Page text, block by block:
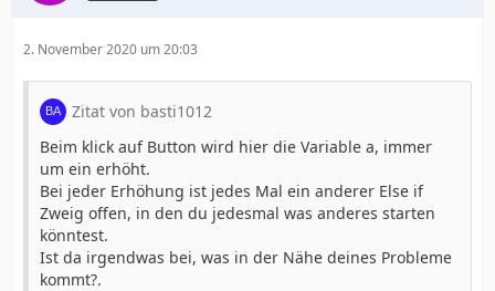
2. November 2020 um 20:03
Zitat von basti1012
Beim klick auf Button wird hier die Variable a, immer
um ein erhöht.
Bei jeder Erhöhung ist jedes Mal ein anderer Else if
Zweig offen, in den du jedesmal was anderes starten
könntest.
Ist da irgendwas bei, was in der Nähe deines Probleme
kommt?.